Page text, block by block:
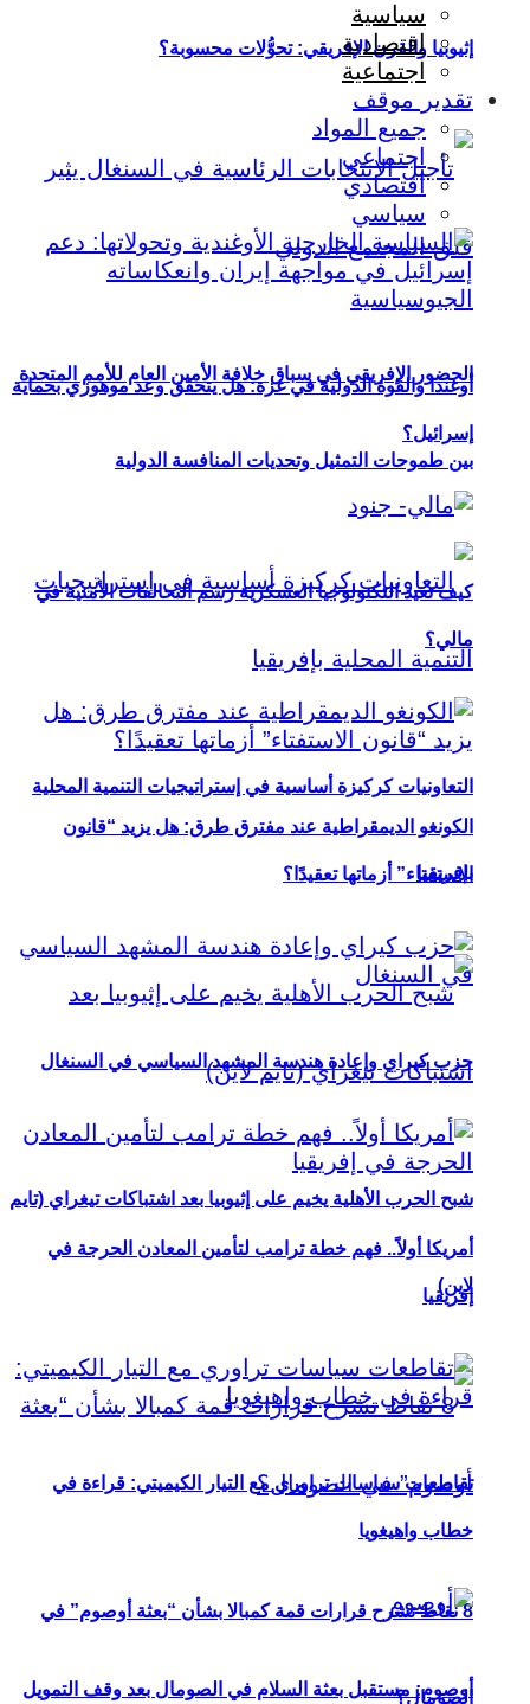
إثيوبيا والقرن الإفريقي: تحوُّلات محسوبة؟
الحضور الإفريقي في سباق خلافة الأمين العام للأمم المتحدة
بين طموحات التمثيل وتحديات المنافسة الدولية
التعاونيات كركيزة أساسية في إستراتيجيات التنمية المحلية
بإفريقيا
شبح الحرب الأهلية يخيم على إثيوبيا بعد اشتباكات تيغراي (تايم
لاين)
8 نقاط تشرح قرارات قمة كمبالا بشأن “بعثة أوصوم” في
الصومال؟
سياسية
اقتصادية
اجتماعية
تقدير موقف
جميع المواد
اجتماعي
اقتصادي
سياسي
أوغندا والقوة الدولية في غزة: هل يتحقق وعد موهوزي بحماية
إسرائيل؟
كيف تعيد التكنولوجيا العسكرية رسم التحالفات الأمنية في
مالي؟
الكونغو الديمقراطية عند مفترق طرق: هل يزيد “قانون
الاستفتاء” أزماتها تعقيدًا؟
حزب كيراي وإعادة هندسة المشهد السياسي في السنغال
أمريكا أولاً.. فهم خطة ترامب لتأمين المعادن الحرجة في
إفريقيا
تقاطعات سياسات تراوري مع التيار الكيميتي: قراءة في
خطاب واهيغويا
أوصوم: مستقبل بعثة السلام في الصومال بعد وقف التمويل